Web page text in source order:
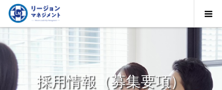
採用情報（募集要項）